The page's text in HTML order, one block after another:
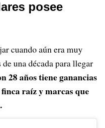
posee
cuando aún era muy
una década para llegar
28 años tiene ganancias
raíz y marcas que